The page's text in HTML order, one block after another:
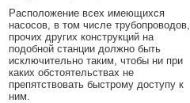
Расположение всех имеющихся
насосов, в том числе трубопроводов,
прочих других конструкций на
подобной станции должно быть
исключительно таким, чтобы ни при
каких обстоятельствах не
препятствовать быстрому доступу к
ним.